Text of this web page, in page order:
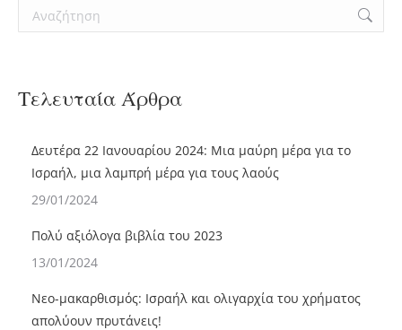
Search:
Τελευταία Άρθρα
Δευτέρα 22 Ιανουαρίου 2024: Μια μαύρη μέρα για το
Ισραήλ, μια λαμπρή μέρα για τους λαούς
29/01/2024
Πολύ αξιόλογα βιβλία του 2023
13/01/2024
Νεο-μακαρθισμός: Ισραήλ και ολιγαρχία του χρήματος
απολύουν πρυτάνεις!